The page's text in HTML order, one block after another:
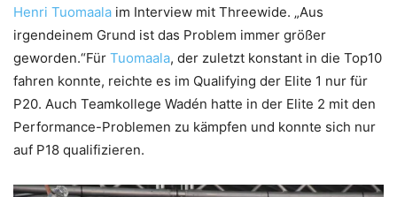
Henri Tuomaala im Interview mit Threewide. „Aus
irgendeinem Grund ist das Problem immer größer
geworden.“Für Tuomaala, der zuletzt konstant in die Top10
fahren konnte, reichte es im Qualifying der Elite 1 nur für
P20. Auch Teamkollege Wadén hatte in der Elite 2 mit den
Performance-Problemen zu kämpfen und konnte sich nur
auf P18 qualifizieren.